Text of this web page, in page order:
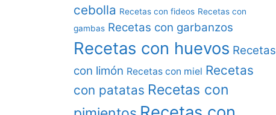
cebolla Recetas con fideos Recetas con
gambas Recetas con garbanzos
Recetas con huevos Recetas
con limón Recetas con miel Recetas
con patatas Recetas con